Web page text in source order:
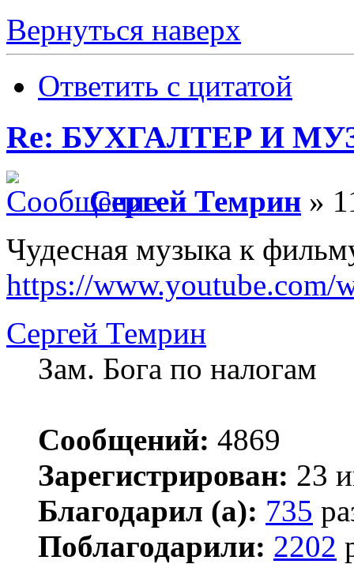
Вернуться наверх
Ответить с цитатой
Re: БУХГАЛТЕР И
Сергей Темрин »
Чудесная музыка к
https://www.youtube.com/
Сергей Темрин
Зам. Бога по налогам
Сообщений: 4869
Зарегистрирован: 23
Благодарил (а): 735
Поблагодарили: 2202